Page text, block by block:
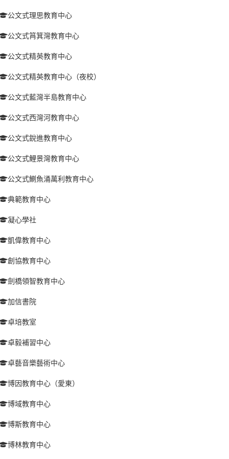
公文式理思教育中心
公文式筲箕灣教育中心
公文式精英教育中心
公文式精英教育中心（夜校）
公文式藍灣半島教育中心
公文式西灣河教育中心
公文式銳進教育中心
公文式鯉景灣教育中心
公文式鰂魚涌萬利教育中心
典範教育中心
凝心學社
凱偉教育中心
創協教育中心
劍橋領智教育中心
加信書院
卓培教室
卓毅補習中心
卓藝音樂藝術中心
博因教育中心（愛東）
博域教育中心
博斯教育中心
博林教育中心